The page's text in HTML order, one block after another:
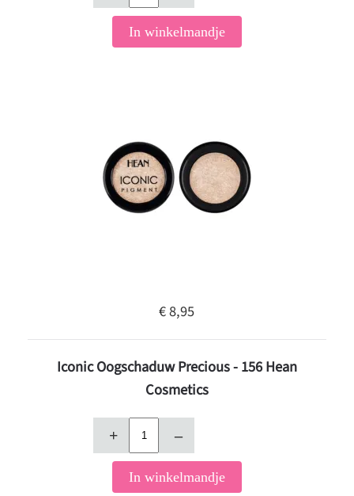
In winkelmandje
€ 8,95
Iconic Oogschaduw Precious - 156 Hean
Cosmetics
+ –
In winkelmandje